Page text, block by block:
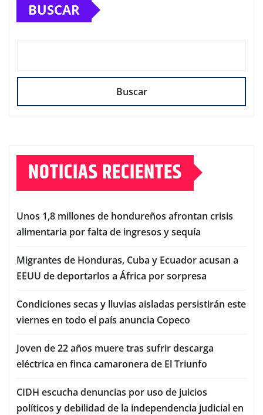
BUSCAR
Buscar
NOTICIAS RECIENTES
Unos 1,8 millones de hondureños afrontan crisis
alimentaria por falta de ingresos y sequía
Migrantes de Honduras, Cuba y Ecuador acusan a
EEUU de deportarlos a África por sorpresa
Condiciones secas y lluvias aisladas persistirán este
viernes en todo el país anuncia Copeco
Joven de 22 años muere tras sufrir descarga
eléctrica en finca camaronera de El Triunfo
CIDH escucha denuncias por uso de juicios
políticos y debilidad de la independencia judicial en